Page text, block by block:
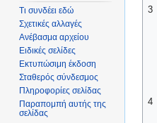
3
4
Τι συνδέει εδώ
Σχετικές αλλαγές
Ανέβασμα αρχείου
Ειδικές σελίδες
Εκτυπώσιμη έκδοση
Σταθερός σύνδεσμος
Πληροφορίες σελίδας
Παραπομπή αυτής της
σελίδας